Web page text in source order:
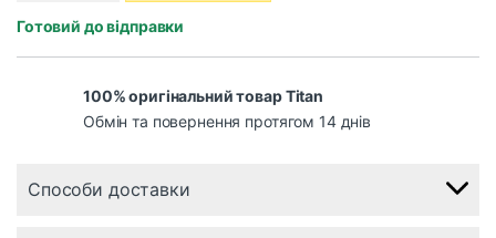
Готовий до відправки
100% оригінальний товар Titan
Обмін та повернення протягом 14 днів
Способи доставки